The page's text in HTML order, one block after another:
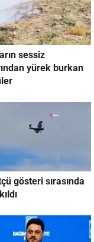
sessiz
yürek burkan
gösteri sırasında